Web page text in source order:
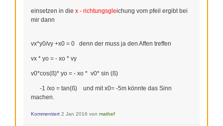
einsetzen in die x - richtungsgleichung vom pfeil ergibt bei
mir dann
vx*y0/vy +x0 = 0 denn der muss ja den Affen treffen
vx * yo = - xo * vy
v0*cos(ß)* yo = - xo * v0* sin (ß)
-1 /xo = tan(ß) und mit x0= -5m könnte das Sinn
machen.
Kommentiert 2 Jan 2016 von mathef